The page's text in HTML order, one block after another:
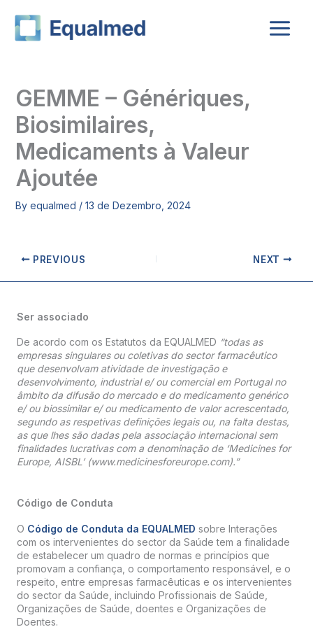
content
GEMME – Génériques,
Biosimilaires,
Medicaments à Valeur
Ajoutée
By equalmed / 13 de Dezembro, 2024
PREVIOUS NEXT
Ser associado
De acordo com os Estatutos da EQUALMED “todas as
empresas singulares ou coletivas do sector farmacêutico
que desenvolvam atividade de investigação e
desenvolvimento, industrial e/ ou comercial em Portugal no
âmbito da difusão do mercado e do medicamento genérico
e/ ou biossimilar e/ ou medicamento de valor acrescentado,
segundo as respetivas definições legais ou, na falta destas,
as que lhes são dadas pela associação internacional sem
finalidades lucrativas com a denominação de ‘Medicines for
Europe, AISBL’ (www.medicinesforeurope.com).”
Código de Conduta
O Código de Conduta da EQUALMED sobre Interações
com os intervenientes do sector da Saúde tem a finalidade
de estabelecer um quadro de normas e princípios que
promovam a confiança, o comportamento responsável, e o
respeito, entre empresas farmacêuticas e os intervenientes
do sector da Saúde, incluindo Profissionais de Saúde,
Organizações de Saúde, doentes e Organizações de
Doentes.